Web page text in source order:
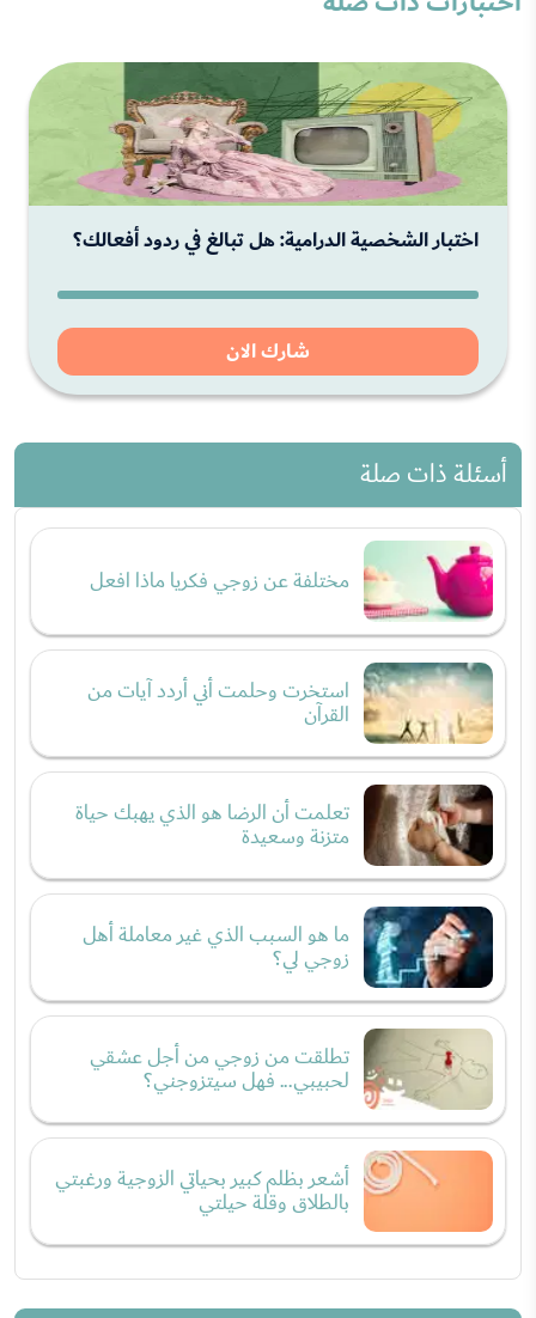
اختبار الشخصية الدرامية: هل تبالغ في ردود أفعالك؟
شارك الان
أسئلة ذات صلة
مختلفة عن زوجي فكريا ماذا افعل
استخرت وحلمت أني أردد آيات من
القرآن
تعلمت أن الرضا هو الذي يهبك حياة
متزنة وسعيدة
ما هو السبب الذي غير معاملة أهل
زوجي لي؟
تطلقت من زوجي من أجل عشقي
لحبيبي... فهل سيتزوجني؟
أشعر بظلم كبير بحياتي الزوجية ورغبتي
بالطلاق وقلة حيلتي